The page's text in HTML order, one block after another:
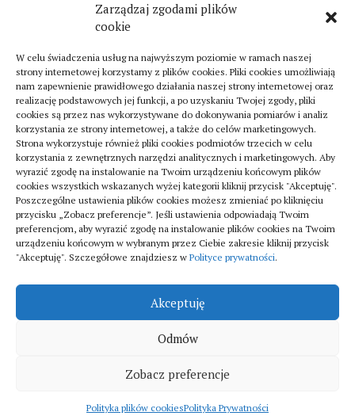
Zarządzaj zgodami plików
cookie
W celu świadczenia usług na najwyższym poziomie w ramach naszej
strony internetowej korzystamy z plików cookies. Pliki cookies umożliwiają
nam zapewnienie prawidłowego działania naszej strony internetowej oraz
realizację podstawowych jej funkcji, a po uzyskaniu Twojej zgody, pliki
cookies są przez nas wykorzystywane do dokonywania pomiarów i analiz
korzystania ze strony internetowej, a także do celów marketingowych.
Strona wykorzystuje również pliki cookies podmiotów trzecich w celu
korzystania z zewnętrznych narzędzi analitycznych i marketingowych. Aby
wyrazić zgodę na instalowanie na Twoim urządzeniu końcowym plików
cookies wszystkich wskazanych wyżej kategorii kliknij przycisk "Akceptuję".
Poszczególne ustawienia plików cookies możesz zmieniać po kliknięciu
przycisku „Zobacz preferencje”. Jeśli ustawienia odpowiadają Twoim
preferencjom, aby wyrazić zgodę na instalowanie plików cookies na Twoim
urządzeniu końcowym w wybranym przez Ciebie zakresie kliknij przycisk
"Akceptuję". Szczegółowe znajdziesz w Polityce prywatności.
Akceptuję
Odmów
Zobacz preferencje
Polityka plików cookiesPolityka Prywatności
Turystyka
Jak znaleźć dobrą firmę do sanitarnych instalacji
w szpitalach
20 lipca 2025
Fitka © 2026. All Rights Reserved.